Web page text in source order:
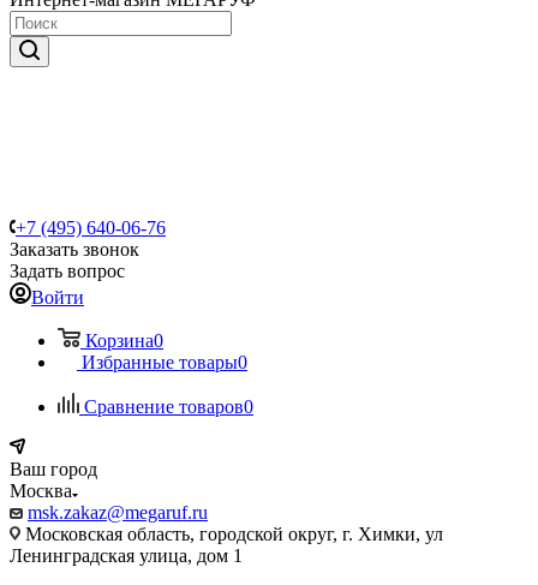
+7 (495) 640-06-76
Заказать звонок
Задать вопрос
Войти
Корзина0
Избранные товары0
Сравнение товаров0
Ваш город
Москва
msk.zakaz@megaruf.ru
Московская область, городской округ, г. Химки, ул
Ленинградская улица, дом 1